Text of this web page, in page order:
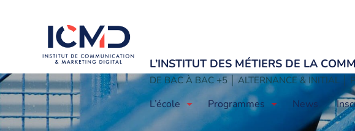
L’INSTITUT DES MÉTIERS DE LA
DE BAC À BAC +5 │ ALTERNANCE & INITIAL │
L’école Programmes News